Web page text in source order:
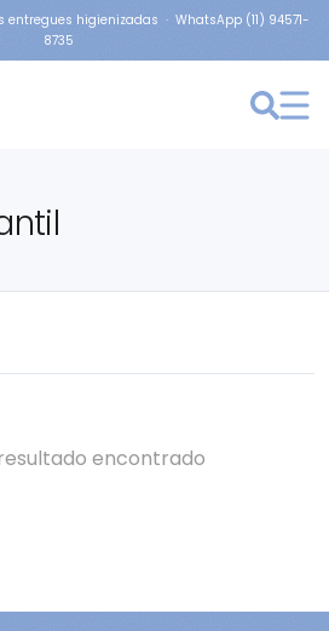
entregues higienizadas · WhatsApp (11) 94571-
8735
encontrado